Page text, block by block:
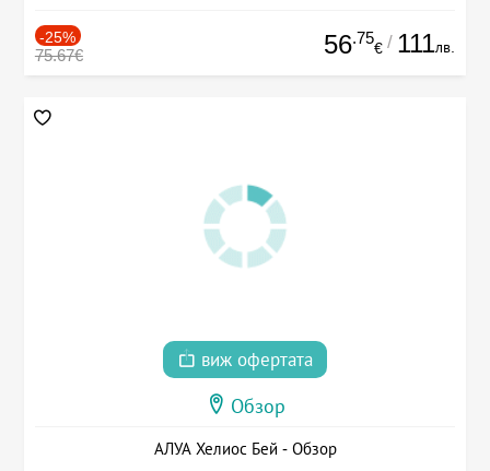
-25%
75.67€ 56.75
€ / 111лв.
виж офертата
Обзор
АЛУА Хелиос Бей - Обзор